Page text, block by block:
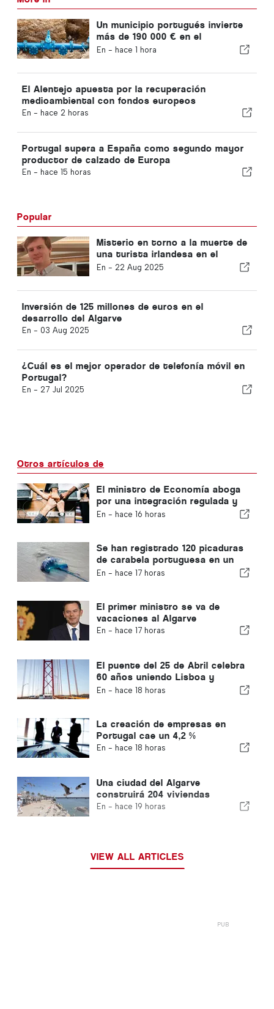
Un municipio portugués invierte
más de 190 000 € en el
suministro de agua
En - hace 1 hora
El Alentejo apuesta por la recuperación
medioambiental con fondos europeos
En - hace 2 horas
Portugal supera a España como segundo mayor
productor de calzado de Europa
En - hace 15 horas
Popular
Misterio en torno a la muerte de
una turista irlandesa en el
Algarve
En - 22 Aug 2025
Inversión de 125 millones de euros en el
desarrollo del Algarve
En - 03 Aug 2025
¿Cuál es el mejor operador de telefonía móvil en
Portugal?
En - 27 Jul 2025
Otros artículos de
El ministro de Economía aboga
por una integración regulada y
garantiza una vía rápida para los
En - hace 16 horas
Se han registrado 120 picaduras
de carabela portuguesa en un
solo día
En - hace 17 horas
El primer ministro se va de
vacaciones al Algarve
En - hace 17 horas
El puente del 25 de Abril celebra
60 años uniendo Lisboa y
Almada
En - hace 18 horas
La creación de empresas en
Portugal cae un 4,2 %
En - hace 18 horas
Una ciudad del Algarve
construirá 204 viviendas
En - hace 19 horas
VIEW ALL ARTICLES